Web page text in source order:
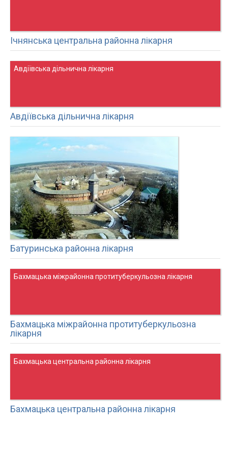
Ічнянська центральна районна лікарня
Авдіївська дільнична лікарня
Авдіївська дільнична лікарня
Батуринська районна лікарня
Бахмацька міжрайонна протитуберкульозна лікарня
Бахмацька міжрайонна протитуберкульозна
лікарня
Бахмацька центральна районна лікарня
Бахмацька центральна районна лікарня